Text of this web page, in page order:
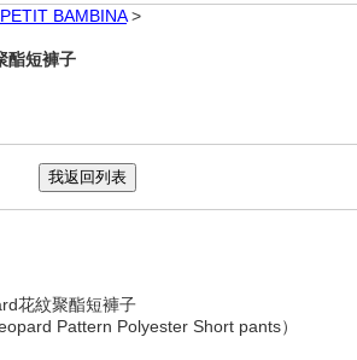
BAMBINA>
酯短褲子
花紋聚酯短褲子
Pattern Polyester Short pants）